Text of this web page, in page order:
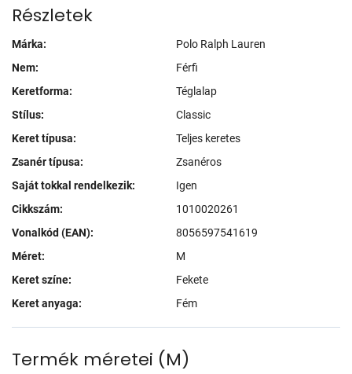
Részletek
Márka:
Polo Ralph Lauren
Nem:
Férfi
Keretforma:
Téglalap
Stílus:
Classic
Keret típusa:
Teljes keretes
Zsanér típusa:
Zsanéros
Saját tokkal rendelkezik:
Igen
Cikkszám:
1010020261
Vonalkód (EAN):
8056597541619
Méret:
M
Keret színe:
Fekete
Keret anyaga:
Fém
Termék méretei (M)